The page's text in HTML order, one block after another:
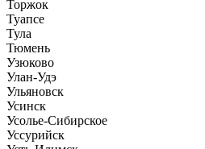
Торжок
Туапсе
Тула
Тюмень
Узюково
Улан-Удэ
Ульяновск
Усинск
Усолье-Сибирское
Уссурийск